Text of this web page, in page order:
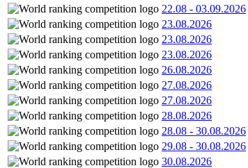
22.08 - 03.09.2026
23.08.2026
23.08.2026
23.08.2026
26.08.2026
27.08.2026
27.08.2026
28.08.2026
28.08 - 30.08.2026
29.08 - 30.08.2026
30.08.2026